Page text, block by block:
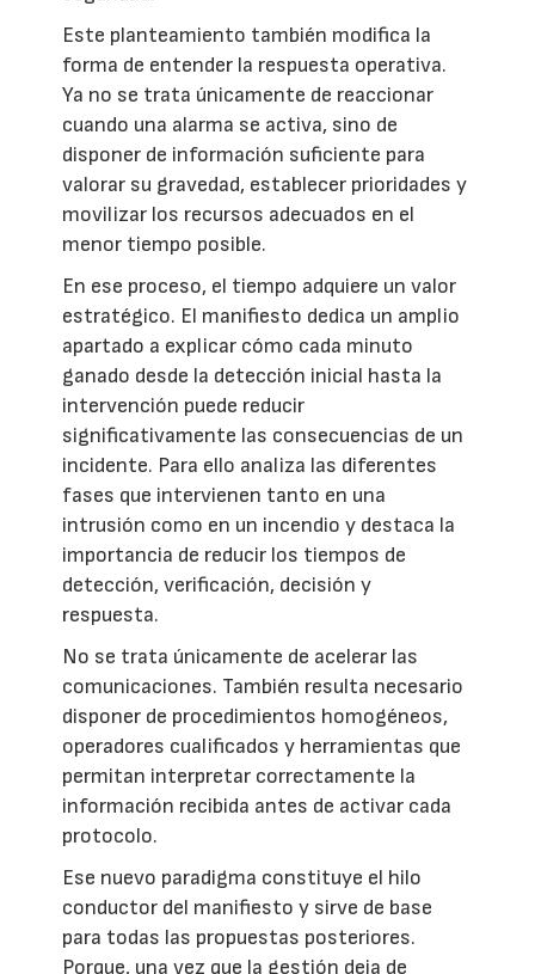
Este planteamiento también modifica la
forma de entender la respuesta operativa.
Ya no se trata únicamente de reaccionar
cuando una alarma se activa, sino de
disponer de información suficiente para
valorar su gravedad, establecer prioridades y
movilizar los recursos adecuados en el
menor tiempo posible.
En ese proceso, el tiempo adquiere un valor
estratégico. El manifiesto dedica un amplio
apartado a explicar cómo cada minuto
ganado desde la detección inicial hasta la
intervención puede reducir
significativamente las consecuencias de un
incidente. Para ello analiza las diferentes
fases que intervienen tanto en una
intrusión como en un incendio y destaca la
importancia de reducir los tiempos de
detección, verificación, decisión y
respuesta.
No se trata únicamente de acelerar las
comunicaciones. También resulta necesario
disponer de procedimientos homogéneos,
operadores cualificados y herramientas que
permitan interpretar correctamente la
información recibida antes de activar cada
protocolo.
Ese nuevo paradigma constituye el hilo
conductor del manifiesto y sirve de base
para todas las propuestas posteriores.
Porque, una vez que la gestión deja de